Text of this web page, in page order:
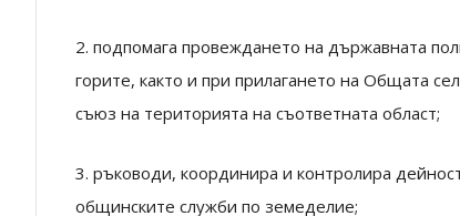
2. подпомага провеждането на държавната
горите, както и при прилагането на Общата
съюз на територията на съответната област;
3. ръководи, координира и контролира
общинските служби по земеделие;